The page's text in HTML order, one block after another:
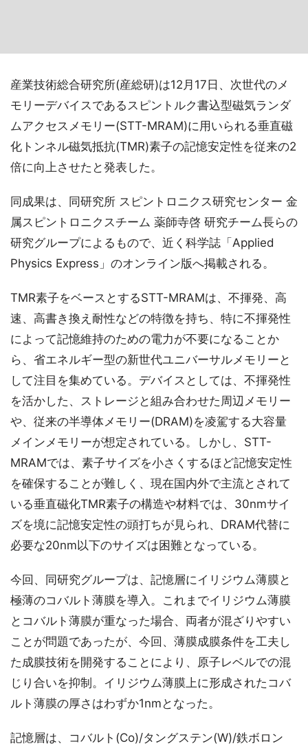
産業技術総合研究所(産総研)は12月17日、次世代のメ
モリーデバイスであるスピントルク書込型磁気ランダ
ムアクセスメモリー(STT-MRAM)に用いられる垂直磁
化トンネル磁気抵抗(TMR)素子の記憶安定性を従来の2
倍に向上させたと発表した。
同成果は、同研究所 スピントロニクス研究センター 金
属スピントロニクスチーム 薬師寺啓 研究チーム長らの
研究グループによるもので、近く科学誌「Applied
Physics Express」のオンライン版へ掲載される。
TMR素子をベースとするSTT-MRAMは、不揮発、高
速、高書き換え耐性などの特徴を持ち、特に不揮発性
によって記憶維持のための電力が不要になることか
ら、省エネルギー型の新世代ユニバーサルメモリーと
して注目を集めている。デバイスとしては、不揮発性
を活かした、ストレージと組み合わせた周辺メモリー
や、従来の半導体メモリー(DRAM)を凌駕する大容量
メインメモリーが想定されている。しかし、STT-
MRAMでは、素子サイズを小さくするほど記憶安定性
を確保することが難しく、現在国内外で主流とされて
いる垂直磁化TMR素子の構造や材料では、30nmサイ
ズを境に記憶安定性の頭打ちが見られ、DRAM代替に
必要な20nm以下のサイズは困難となっている。
今回、同研究グループは、記憶層にイリジウム薄膜と
極薄のコバルト薄膜を導入。これまでイリジウム薄膜
とコバルト薄膜が重なった場合、両者が混ざりやすい
ことが問題であったが、今回、薄膜成膜条件を工夫し
た成膜技術を開発することにより、原子レベルでの混
じり合いを抑制。イリジウム薄膜上に形成されたコバ
ルト薄膜の厚さはわずか1nmとなった。
記憶層は、コバルト(Co)/タングステン(W)/鉄ボロン